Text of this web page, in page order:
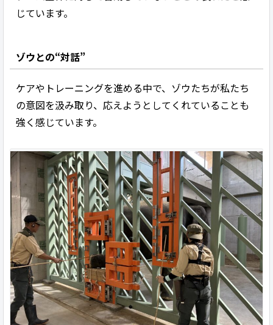
じています。
ゾウとの“対話”
ケアやトレーニングを進める中で、ゾウたちが私たち
の意図を汲み取り、応えようとしてくれていることも
強く感じています。